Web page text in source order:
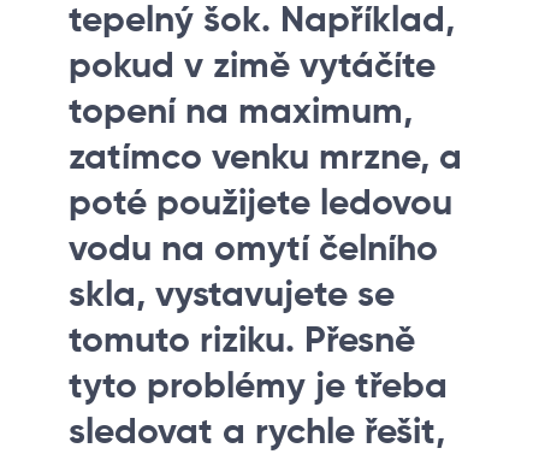
tepelný šok. Například,
pokud v zimě vytáčíte
topení na maximum,
zatímco venku mrzne, a
poté použijete ledovou
vodu na omytí čelního
skla, vystavujete se
tomuto riziku. Přesně
tyto problémy je třeba
sledovat a rychle řešit,